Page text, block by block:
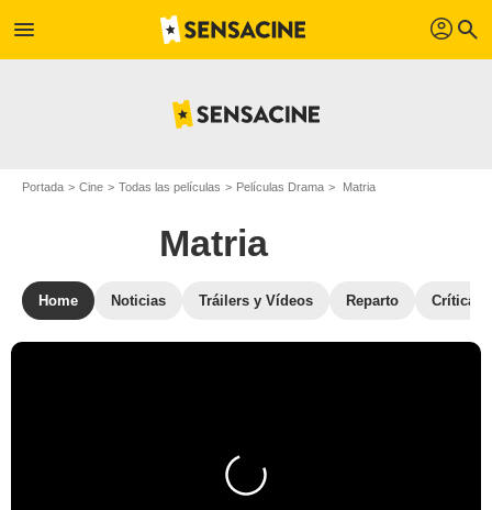
menu profil search
Portada Cine Todas las películas Películas Drama Matria
Matria
Home Noticias Tráilers y Vídeos Reparto Críticas